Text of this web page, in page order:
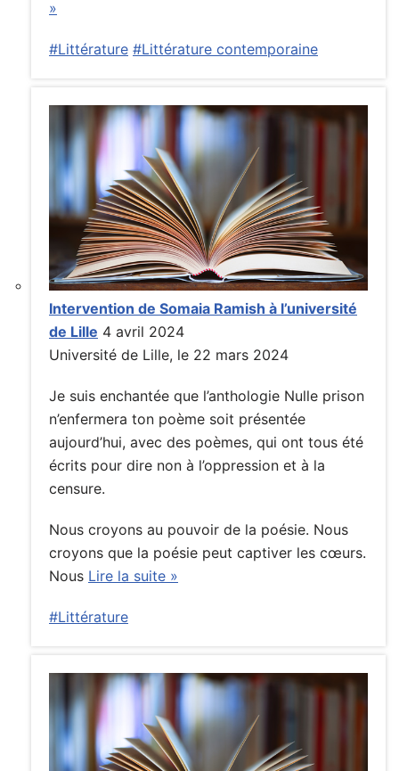
»
#Littérature #Littérature contemporaine
Intervention de Somaia Ramish à l’université
de Lille 4 avril 2024
Université de Lille, le 22 mars 2024
Je suis enchantée que l’anthologie Nulle prison
n’enfermera ton poème soit présentée
aujourd’hui, avec des poèmes, qui ont tous été
écrits pour dire non à l’oppression et à la
censure.
Nous croyons au pouvoir de la poésie. Nous
croyons que la poésie peut captiver les cœurs.
Nous Lire la suite »
#Littérature